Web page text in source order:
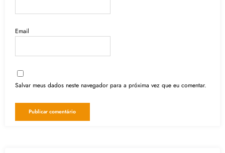
Email
Salvar meus dados neste navegador para a próxima vez que eu comentar.